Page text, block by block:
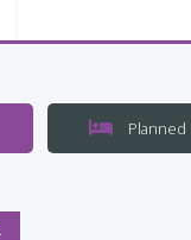
Planned